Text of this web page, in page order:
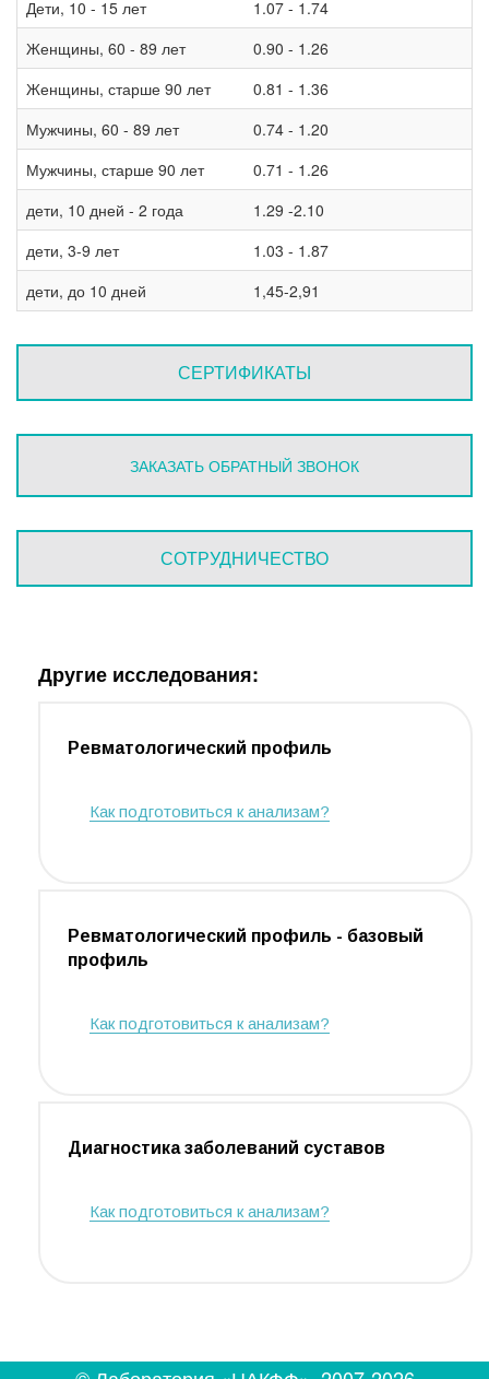
Дети, 10 - 15 лет
1.07 - 1.74
Женщины, 60 - 89 лет
0.90 - 1.26
Женщины, старше 90 лет
0.81 - 1.36
Мужчины, 60 - 89 лет
0.74 - 1.20
Мужчины, старше 90 лет
0.71 - 1.26
дети, 10 дней - 2 года
1.29 -2.10
дети, 3-9 лет
1.03 - 1.87
дети, до 10 дней
1,45-2,91
СЕРТИФИКАТЫ
ЗАКАЗАТЬ ОБРАТНЫЙ ЗВОНОК
СОТРУДНИЧЕСТВО
Другие исследования:
Ревматологический профиль
Как подготовиться к анализам?
Ревматологический профиль - базовый
профиль
Как подготовиться к анализам?
Диагностика заболеваний суставов
Как подготовиться к анализам?